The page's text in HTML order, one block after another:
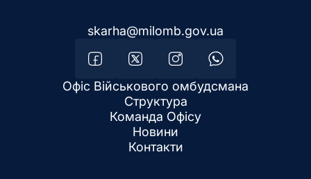
skarha@milomb.gov.ua
Офіс Військового омбудсмана
Структура
Команда Офісу
Новини
Контакти